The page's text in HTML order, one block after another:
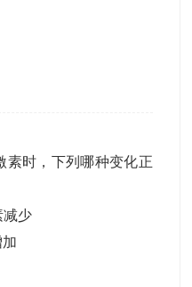
素时，下列哪种变化正
减少